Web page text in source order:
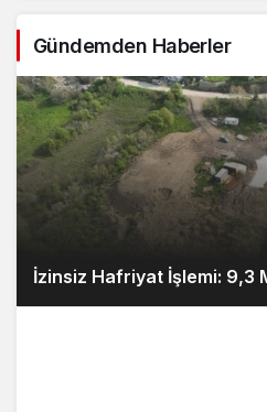
Gündemden Haberler
İzinsiz Hafriyat İşlemi: 9,3